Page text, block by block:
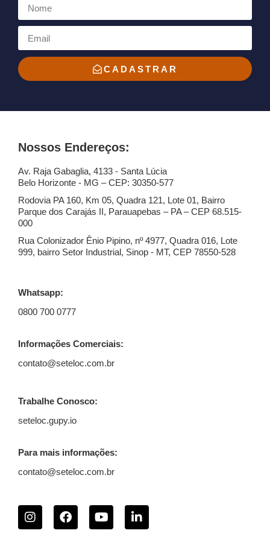
Nossos Endereços:
Av. Raja Gabaglia, 4133 - Santa Lúcia
Belo Horizonte - MG – CEP: 30350-577
Rodovia PA 160, Km 05, Quadra 121, Lote 01, Bairro
Parque dos Carajás II, Parauapebas – PA – CEP 68.515-
000
Rua Colonizador Ênio Pipino, nº 4977, Quadra 016, Lote
999, bairro Setor Industrial, Sinop - MT, CEP 78550-528
Whatsapp:
0800 700 0777
Informações Comerciais:
contato@seteloc.com.br
Trabalhe Conosco:
seteloc.gupy.io
Para mais informações:
contato@seteloc.com.br
CADASTRAR